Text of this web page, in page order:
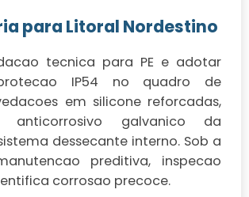
para Litoral Nordestino
tecnica para PE e adotar
IP54 no quadro de
em silicone reforcadas,
anticorrosivo galvanico da
dessecante interno. Sob a
preditiva, inspecao
corrosao precoce.